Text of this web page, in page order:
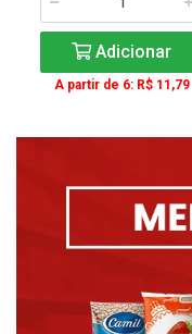
Adicionar
A partir de 6: R$ 11,79